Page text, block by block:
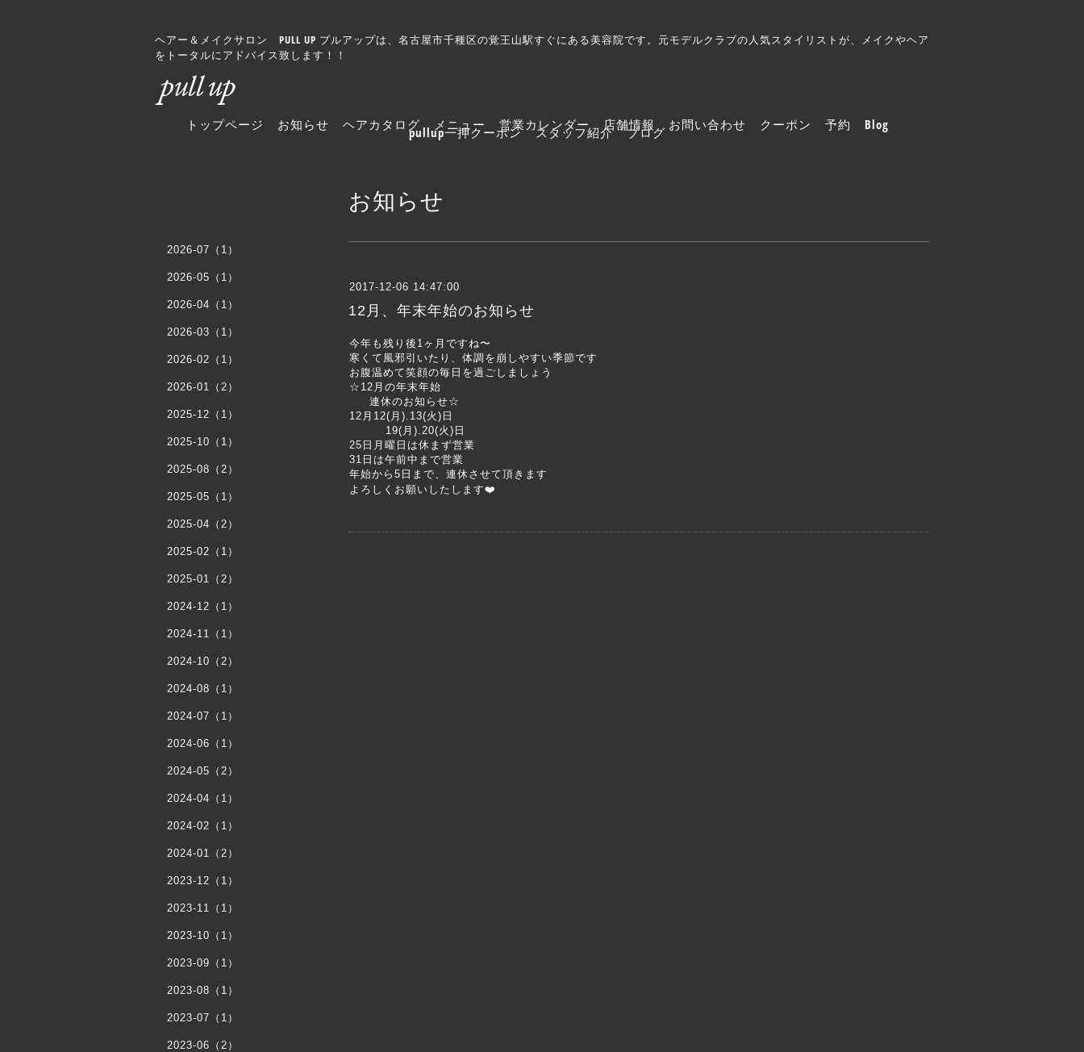
ヘアー＆メイクサロン PULL UP プルアップは、名古屋市千種区の覚王山駅すぐにある美容院です。元モデルクラブの人気スタイリストが、メイクやヘア
をトータルにアドバイス致します！！
トップページ お知らせ ヘアカタログ メニュー 営業カレンダー 店舗情報 お問い合わせ クーポン 予約 Blog
pullup一押クーポン スタッフ紹介 ブログ
お知らせ
2017-12-06 14:47:00
12月、年末年始のお知らせ
今年も残り後1ヶ月ですね〜
寒くて風邪引いたり、体調を崩しやすい季節です
お腹温めて笑顔の毎日を過ごしましょう
☆12月の年末年始
連休のお知らせ☆
12月12(月).13(火)日
19(月).20(火)日
25日月曜日は休まず営業
31日は午前中まで営業
年始から5日まで、連休させて頂きます
よろしくお願いしたします❤️
2026-07（1）
2026-05（1）
2026-04（1）
2026-03（1）
2026-02（1）
2026-01（2）
2025-12（1）
2025-10（1）
2025-08（2）
2025-05（1）
2025-04（2）
2025-02（1）
2025-01（2）
2024-12（1）
2024-11（1）
2024-10（2）
2024-08（1）
2024-07（1）
2024-06（1）
2024-05（2）
2024-04（1）
2024-02（1）
2024-01（2）
2023-12（1）
2023-11（1）
2023-10（1）
2023-09（1）
2023-08（1）
2023-07（1）
2023-06（2）